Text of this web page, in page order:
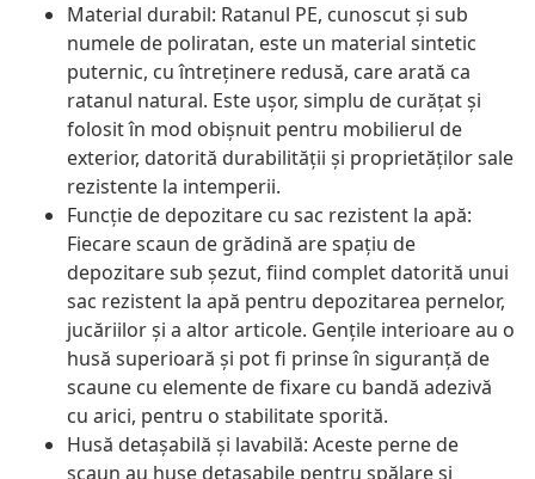
Material durabil: Ratanul PE, cunoscut și sub
numele de poliratan, este un material sintetic
puternic, cu întreținere redusă, care arată ca
ratanul natural. Este ușor, simplu de curățat și
folosit în mod obișnuit pentru mobilierul de
exterior, datorită durabilității și proprietăților sale
rezistente la intemperii.
Funcție de depozitare cu sac rezistent la apă:
Fiecare scaun de grădină are spațiu de
depozitare sub șezut, fiind complet datorită unui
sac rezistent la apă pentru depozitarea pernelor,
jucăriilor și a altor articole. Gențile interioare au o
husă superioară și pot fi prinse în siguranță de
scaune cu elemente de fixare cu bandă adezivă
cu arici, pentru o stabilitate sporită.
Husă detașabilă și lavabilă: Aceste perne de
scaun au huse detașabile pentru spălare și